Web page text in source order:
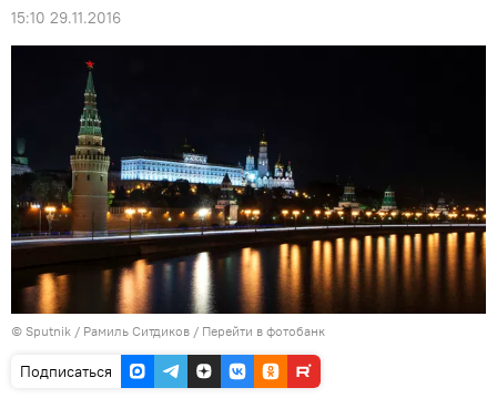
15:10 29.11.2016
© Sputnik / Рамиль Ситдиков / Перейти в фотобанк
Подписаться